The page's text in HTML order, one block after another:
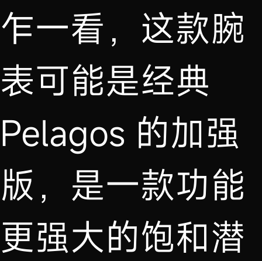
乍一看，这款腕
表可能是经典
Pelagos 的加强
版，是一款功能
更强大的饱和潜